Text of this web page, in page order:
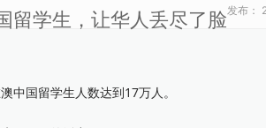
留学生，让华人丢尽了脸发布：
国留学生人数达到17万人。